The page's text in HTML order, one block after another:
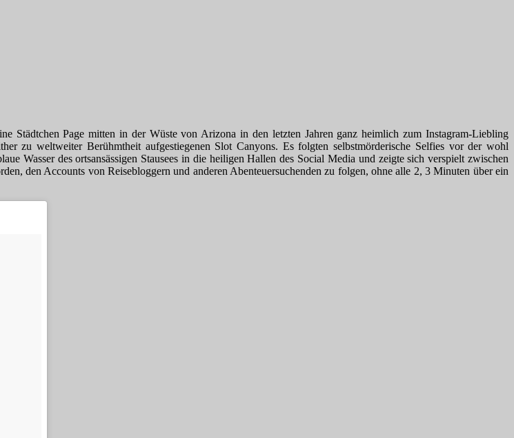
Städtchen Page mitten in der Wüste von Arizona in den letzten Jahren ganz heimlich zum Instagram-Liebling
zu weltweiter Berühmtheit aufgestiegenen Slot Canyons. Es folgten selbstmörderische Selfies vor der wohl
Wasser des ortsansässigen Stausees in die heiligen Hallen des Social Media und zeigte sich verspielt zwischen
den Accounts von Reisebloggern und anderen Abenteuersuchenden zu folgen, ohne alle 2, 3 Minuten über ein